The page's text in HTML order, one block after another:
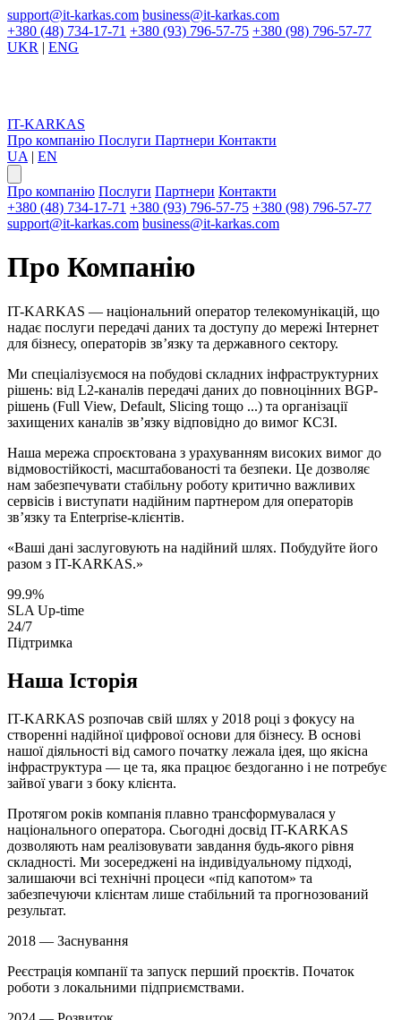
support@it-karkas.com business@it-karkas.com
+380 (48) 734-17-71 +380 (93) 796-57-75 +380 (98) 796-57-77
UKR | ENG
IT-KARKAS
Про компанію Послуги Партнери Контакти
UA | EN
Про компанію Послуги Партнери Контакти
+380 (48) 734-17-71 +380 (93) 796-57-75 +380 (98) 796-57-77
support@it-karkas.com business@it-karkas.com
Про Компанію
IT-KARKAS — національний оператор телекомунікацій, що
надає послуги передачі даних та доступу до мережі Інтернет
для бізнесу, операторів зв’язку та державного сектору.
Ми спеціалізуємося на побудові складних інфраструктурних
рішень: від L2-каналів передачі даних до повноцінних BGP-
рішень (Full View, Default, Slicing тощо ...) та організації
захищених каналів зв’язку відповідно до вимог КСЗІ.
Наша мережа спроєктована з урахуванням високих вимог до
відмовостійкості, масштабованості та безпеки. Це дозволяє
нам забезпечувати стабільну роботу критично важливих
сервісів і виступати надійним партнером для операторів
зв’язку та Enterprise-клієнтів.
«Ваші дані заслуговують на надійний шлях. Побудуйте його
разом з IT-KARKAS.»
99.9%
SLA Up-time
24/7
Підтримка
Наша Історія
IT-KARKAS розпочав свій шлях у 2018 році з фокусу на
створенні надійної цифрової основи для бізнесу. В основі
нашої діяльності від самого початку лежала ідея, що якісна
інфраструктура — це та, яка працює бездоганно і не потребує
зайвої уваги з боку клієнта.
Протягом років компанія плавно трансформувалася у
національного оператора. Сьогодні досвід IT-KARKAS
дозволяють нам реалізовувати завдання будь-якого рівня
складності. Ми зосереджені на індивідуальному підході,
залишаючи всі технічні процеси «під капотом» та
забезпечуючи клієнтам лише стабільний та прогнозований
результат.
2018 — Заснування
Реєстрація компанії та запуск перший проєктів. Початок
роботи з локальними підприємствами.